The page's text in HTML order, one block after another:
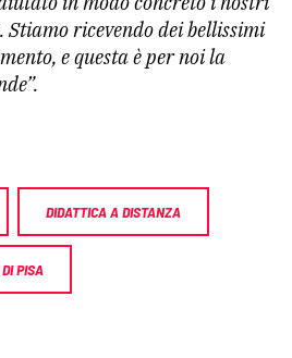
Stiamo ricevendo dei bellissimi
e questa è per noi la
DIDATTICA A DISTANZA
PISA